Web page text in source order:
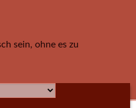
sein, ohne es zu